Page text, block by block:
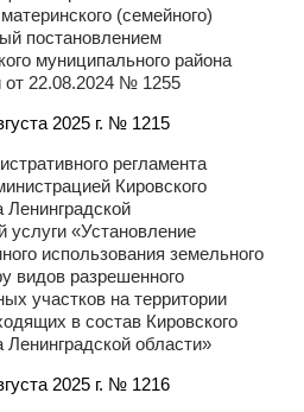
(семейного)
постановлением
муниципального района
от 22.08.2024 № 1255
2025 г. № 1215
регламента
Кировского
Ленинградской
услуги «Установление
использования земельного
видов разрешенного
участков на территории
в состав Кировского
области»
2025 г. № 1216